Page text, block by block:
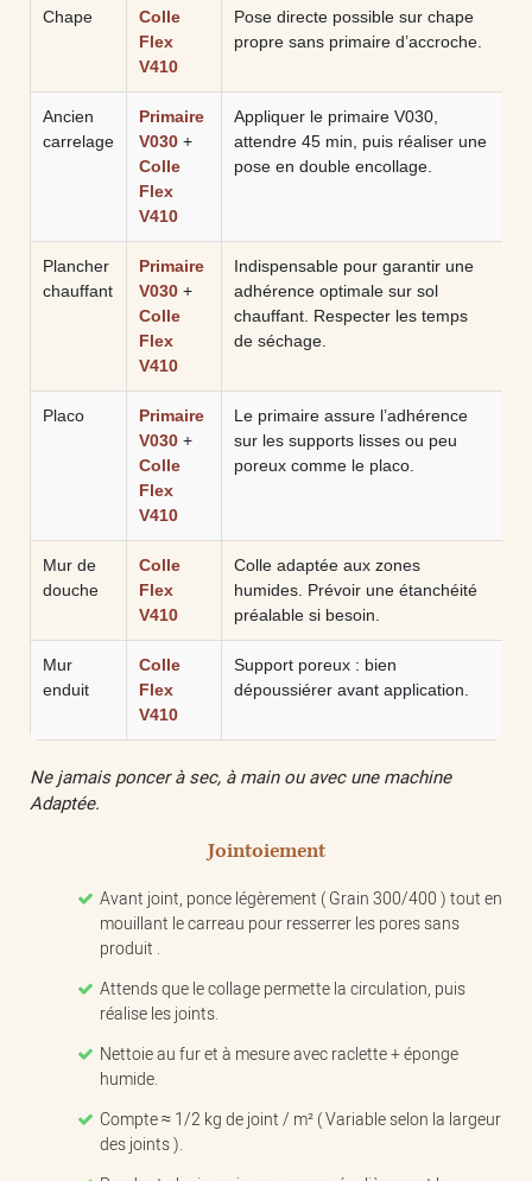
Chape
Colle
Flex
V410
Pose directe possible sur chape
propre sans primaire d’accroche.
Ancien
carrelage
Primaire
V030 +
Colle
Flex
V410
Appliquer le primaire V030,
attendre 45 min, puis réaliser une
pose en double encollage.
Plancher
chauffant
Primaire
V030 +
Colle
Flex
V410
Indispensable pour garantir une
adhérence optimale sur sol
chauffant. Respecter les temps
de séchage.
Placo
Primaire
V030 +
Colle
Flex
V410
Le primaire assure l’adhérence
sur les supports lisses ou peu
poreux comme le placo.
Mur de
douche
Colle
Flex
V410
Colle adaptée aux zones
humides. Prévoir une étanchéité
préalable si besoin.
Mur
enduit
Colle
Flex
V410
Support poreux : bien
dépoussiérer avant application.
Ne jamais poncer à sec, à main ou avec une machine
Adaptée.
Jointoiement
Avant joint, ponce légèrement ( Grain 300/400 ) tout en
mouillant le carreau pour resserrer les pores sans
produit .
Attends que le collage permette la circulation, puis
réalise les joints.
Nettoie au fur et à mesure avec raclette + éponge
humide.
Compte ≈ 1/2 kg de joint / m² ( Variable selon la largeur
des joints ).